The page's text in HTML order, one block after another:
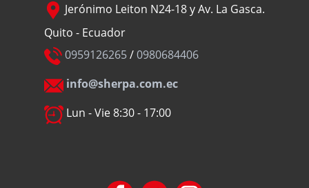
Jerónimo Leiton N24-18 y Av. La Gasca.
Quito - Ecuador
0959126265/0980684406
info@sherpa.com.ec
Lun - Vie 8:30 - 17:00